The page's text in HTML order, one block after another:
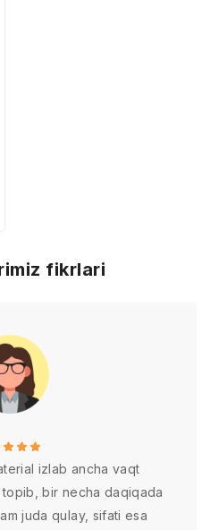
fikrlari
izlab ancha vaqt
bir necha daqiqada
juda qulay, sifati esa